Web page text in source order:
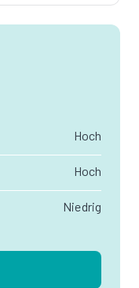
Hoch
Hoch
Niedrig